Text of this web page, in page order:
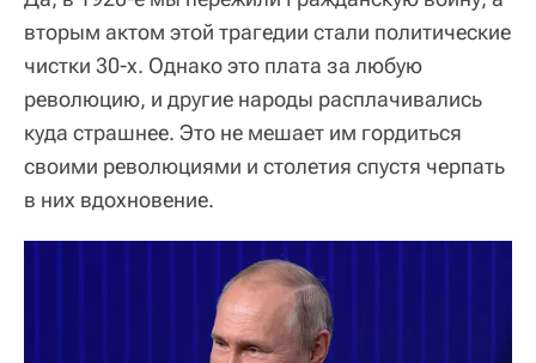
вторым актом этой трагедии стали политические
чистки 30-х. Однако это плата за любую
революцию, и другие народы расплачивались
куда страшнее. Это не мешает им гордиться
своими революциями и столетия спустя черпать
в них вдохновение.